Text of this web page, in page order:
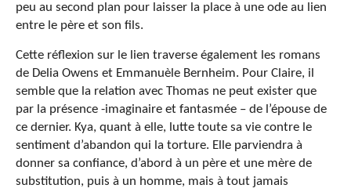
peu au second plan pour laisser la place à une ode au lien
entre le père et son fils.
Cette réflexion sur le lien traverse également les romans
de Delia Owens et Emmanuèle Bernheim. Pour Claire, il
semble que la relation avec Thomas ne peut exister que
par la présence -imaginaire et fantasmée – de l’épouse de
ce dernier. Kya, quant à elle, lutte toute sa vie contre le
sentiment d’abandon qui la torture. Elle parviendra à
donner sa confiance, d’abord à un père et une mère de
substitution, puis à un homme, mais à tout jamais